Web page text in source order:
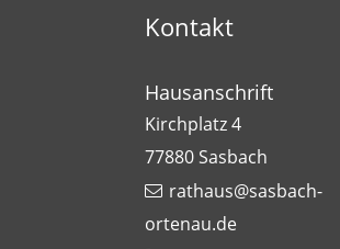
Kontakt
Hausanschrift
Kirchplatz 4
77880Sasbach
rathaus@sasbach-
ortenau.de